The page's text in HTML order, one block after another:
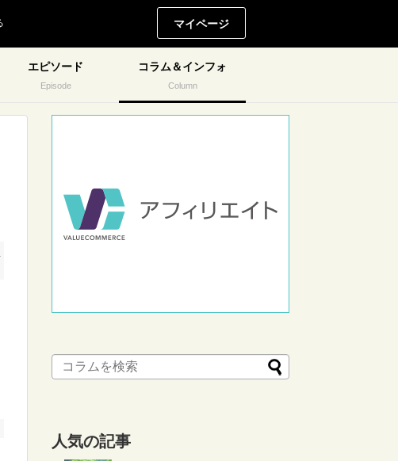
マイページ
エピソード
Episode
コラム＆インフォ
Column
人気の記事